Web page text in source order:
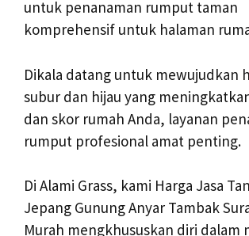
untuk penanaman rumput taman
komprehensif untuk halaman
Dikala datang untuk mewujudkan
subur dan hijau yang
dan skor rumah Anda, layanan
rumput profesional amat penting.
Di Alami Grass, kami Harga Jasa
Jepang Gunung Anyar Tambak
Murah mengkhususkan diri dalam